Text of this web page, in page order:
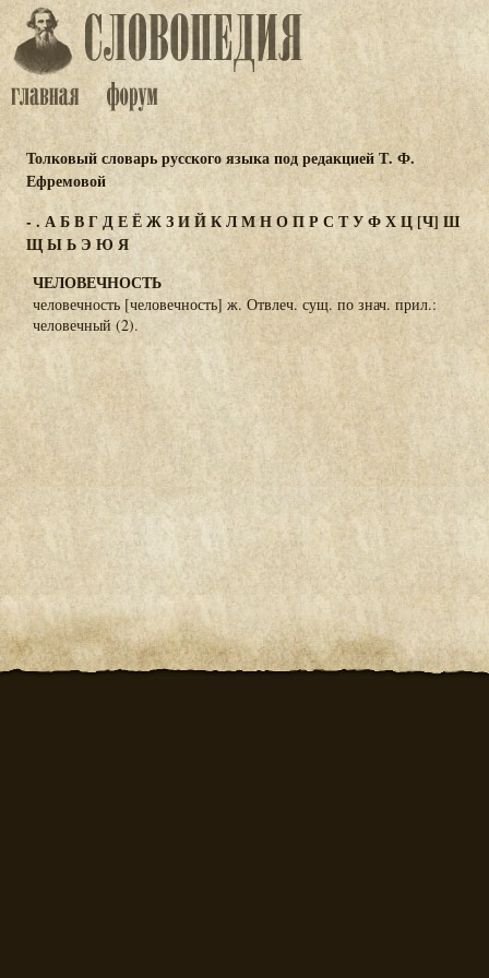
Толковый словарь русского языка под редакцией Т. Ф.
Ефремовой
- . АБВГДЕЁЖЗИЙКЛМНОПР С ТУФХЦ [Ч] Ш
ЩЫЬЭ ЮЯ
ЧЕЛОВЕЧНОСТЬ
человечность [человечность] ж. Отвлеч. сущ. по знач. прил.:
человечный (2).